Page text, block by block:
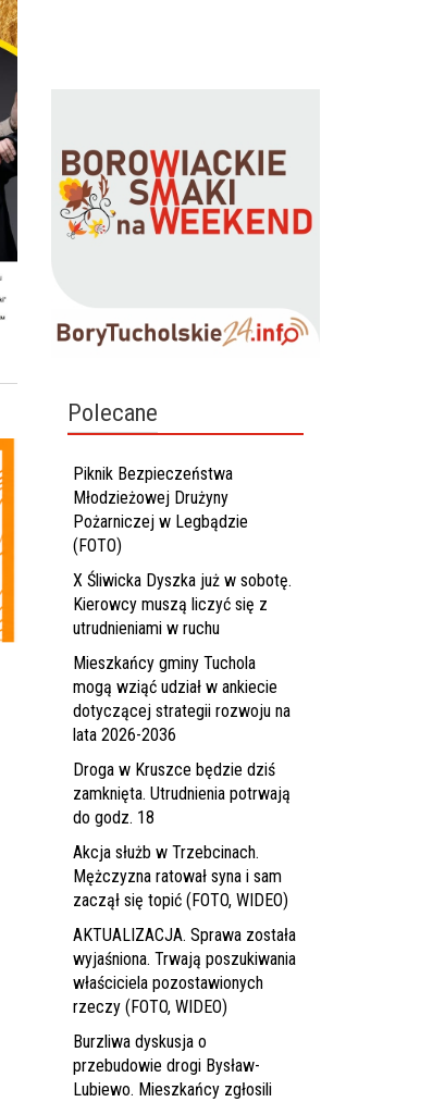
Polecane
Piknik Bezpieczeństwa
Młodzieżowej Drużyny
Pożarniczej w Legbądzie
(FOTO)
X Śliwicka Dyszka już w sobotę.
Kierowcy muszą liczyć się z
utrudnieniami w ruchu
Mieszkańcy gminy Tuchola
mogą wziąć udział w ankiecie
dotyczącej strategii rozwoju na
lata 2026-2036
Droga w Kruszce będzie dziś
zamknięta. Utrudnienia potrwają
do godz. 18
Akcja służb w Trzebcinach.
Mężczyzna ratował syna i sam
zaczął się topić (FOTO, WIDEO)
AKTUALIZACJA. Sprawa została
wyjaśniona. Trwają poszukiwania
właściciela pozostawionych
rzeczy (FOTO, WIDEO)
Burzliwa dyskusja o
przebudowie drogi Bysław-
Lubiewo. Mieszkańcy zgłosili